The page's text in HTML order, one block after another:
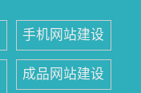
手机网站建设
成品网站建设